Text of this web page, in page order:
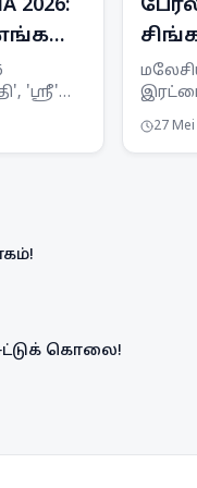
2026:
'ஸ்ரீ'
27 Mei
கொலை!